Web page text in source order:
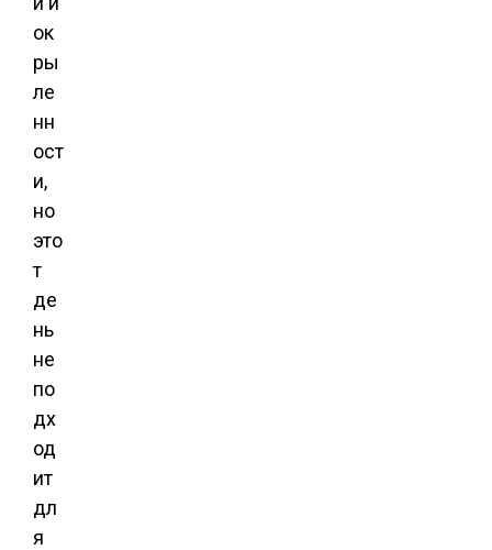
ок
ры
ле
нн
ост
и,
но
это
т
де
нь
не
по
дх
од
ит
дл
я